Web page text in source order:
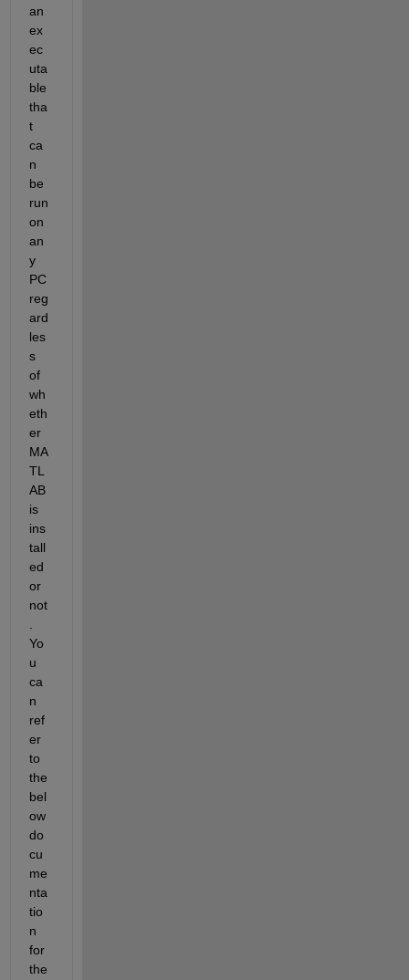
an
ex
ec
uta
ble
tha
t
ca
n
be
run
on
an
y
PC
reg
ard
les
s
of
wh
eth
er
MA
TL
AB
is
ins
tall
ed
or
not
Yo
u
ca
n
ref
er
to
the
bel
ow
do
cu
me
nta
tio
n
for
the